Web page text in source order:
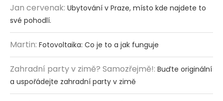
Jan cervenak: Ubytování v Praze, místo kde najdete to
své pohodlí.
Martin: Fotovoltaika: Co je to a jak funguje
Zahradní party v zimě? Samozřejmě!: Buďte originální
a uspořádejte zahradní party v zimě